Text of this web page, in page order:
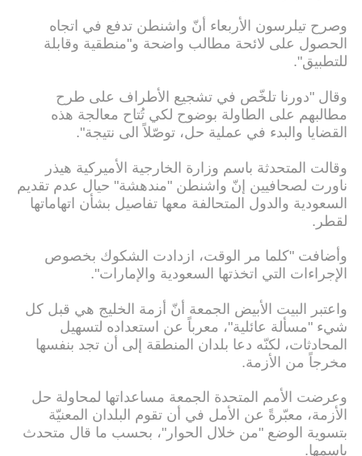
وصرح تيلرسون الأربعاء أنّ واشنطن تدفع في اتجاه
الحصول على لائحة مطالب واضحة و"منطقية وقابلة
للتطبيق".
وقال "دورنا تلخّص في تشجيع الأطراف على طرح
مطالبهم على الطاولة بوضوح لكي تُتاح معالجة هذه
القضايا والبدء في عملية حل، توصّلاً الى نتيجة".
وقالت المتحدثة باسم وزارة الخارجية الأميركية هيذر
ناورت لصحافيين إنّ واشنطن "مندهشة" حيال عدم تقديم
السعودية والدول المتحالفة معها تفاصيل بشأن اتهاماتها
لقطر.
وأضافت "كلما مر الوقت، ازدادت الشكوك بخصوص
الإجراءات التي اتخذتها السعودية والإمارات".
واعتبر البيت الأبيض الجمعة أنّ أزمة الخليج هي قبل كل
شيء "مسألة عائلية"، معرباً عن استعداده لتسهيل
المحادثات، لكنّه دعا بلدان المنطقة إلى أن تجد بنفسها
مخرجاً من الأزمة.
وعرضت الأمم المتحدة الجمعة مساعداتها لمحاولة حل
الأزمة، معبّرةً عن الأمل في أن تقوم البلدان المعنيّة
بتسوية الوضع "من خلال الحوار"، بحسب ما قال متحدث
باسمها.